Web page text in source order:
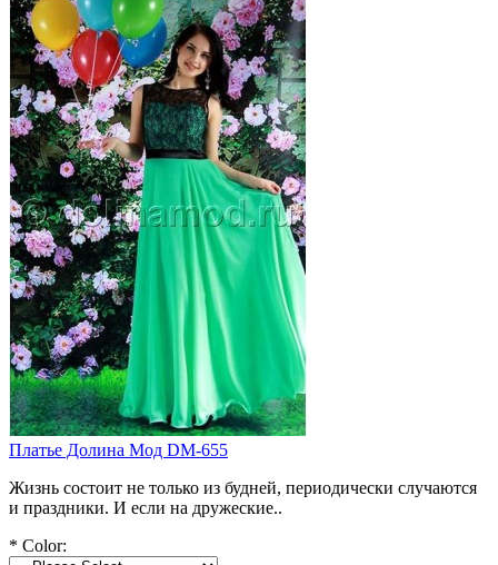
Платье Долина Мод DM-655
Жизнь состоит не только из будней, периодически случаются
и праздники. И если на дружеские..
* Color: